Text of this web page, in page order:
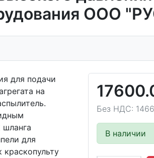
ООО
Без НДС:
В наличии
для подачи
на
шланга
для
краскопульту